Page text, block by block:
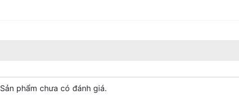
Sản phẩm chưa có đánh giá.